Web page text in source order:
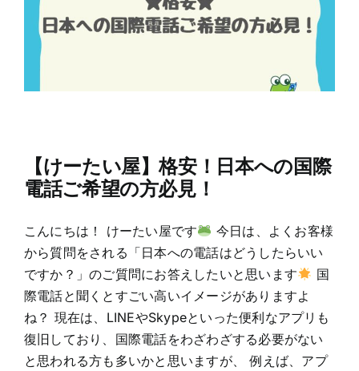
【けーたい屋】格安！日本への国際
電話ご希望の方必見！
こんにちは！ けーたい屋です
今日は、よくお客様
から質問をされる「日本への電話はどうしたらいい
ですか？」のご質問にお答えしたいと思います
国
際電話と聞くとすごい高いイメージがありますよ
ね？ 現在は、LINEやSkypeといった便利なアプリも
復旧しており、国際電話をわざわざする必要がない
と思われる方も多いかと思いますが、 例えば、アプ